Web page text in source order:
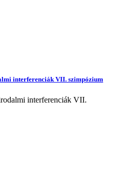
interferenciák VII. szimpózium
interferenciák VII.